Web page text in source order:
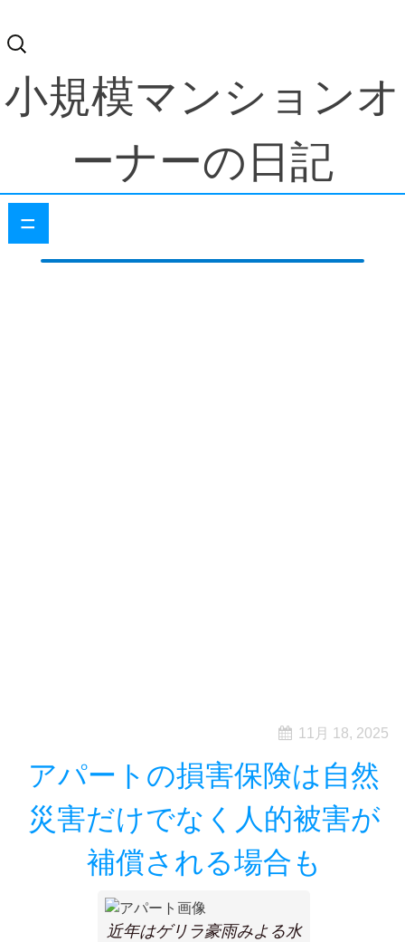
検
索:
小規模マンションオ
ーナーの日記
=
11月 18, 2025
アパートの損害保険は自然
災害だけでなく人的被害が
補償される場合も
近年はゲリラ豪雨みよる水